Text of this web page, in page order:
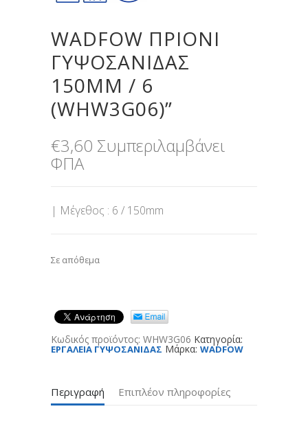
WADFOW ΠΡΙΟΝΙ
ΓΥΨΟΣΑΝΙΔΑΣ
150MM / 6
(WHW3G06)”
€3,60 Συμπεριλαμβάνει
ΦΠΑ
| Μέγεθος : 6 / 150mm
Σε απόθεμα
Κωδικός προϊόντος: WHW3G06 Κατηγορία:
ΕΡΓΑΛΕΙΑ ΓΥΨΟΣΑΝΙΔΑΣ Μάρκα: WADFOW
Περιγραφή Επιπλέον πληροφορίες